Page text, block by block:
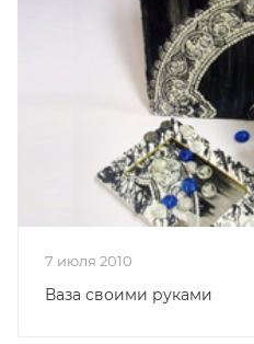
7 июля 2010
Ваза своими руками